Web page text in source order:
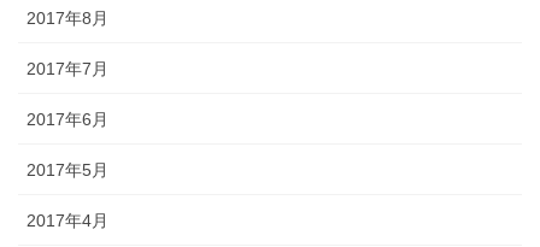
2017年8月
2017年7月
2017年6月
2017年5月
2017年4月